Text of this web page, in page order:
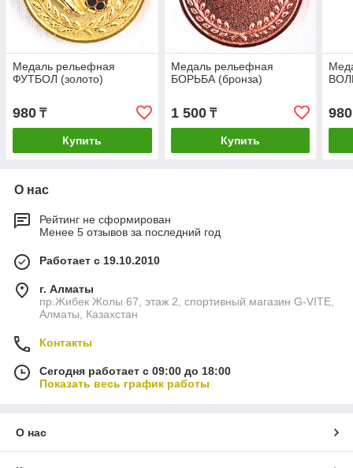
Медаль рельефная
ФУТБОЛ (золото)
980 ₸
Купить
Медаль рельефная
БОРЬБА (бронза)
1 500₸
Купить
980
О нас
Рейтинг не сформирован
Менее 5 отзывов за последний год
Работает с 19.10.2010
г. Алматы
пр.Жибек Жолы 67, этаж 2, спортивный магазин G-VITE,
Алматы, Казахстан
Контакты
Сегодня работает с 09:00 до 18:00
Показать весь график работы
О нас